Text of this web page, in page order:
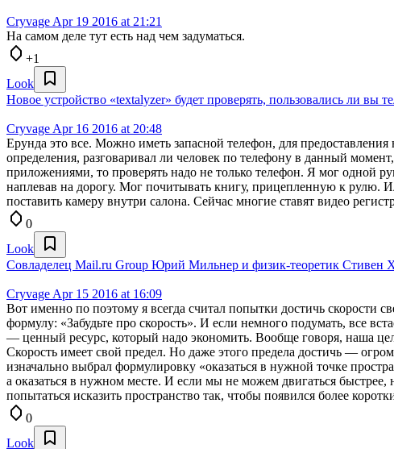
Cryvage Apr 19 2016 at 21:21
На самом деле тут есть над чем задуматься.
+1
Look
Новое устройство «textalyzer» будет проверять, пользовались ли вы
Cryvage Apr 16 2016 at 20:48
Ерунда это все. Можно иметь запасной телефон, для
определения, разговаривал ли человек по телефону в данный
приложениями, то проверять надо не только телефон. Я мог одной
наплевав на дорогу. Мог почитывать книгу, прицепленную к рулю.
поставить камеру внутри салона. Сейчас многие ставят видео
0
Look
Совладелец Mail.ru Group Юрий Мильнер и физик-теоретик Стивен
Cryvage Apr 15 2016 at 16:09
Вот именно по поэтому я всегда считал попытки достичь
формулу: «Забудьте про скорость». И если немного подумать, все
— ценный ресурс, который надо экономить. Вообще говоря, наша
Скорость имеет свой предел. Но даже этого предела достичь —
изначально выбрал формулировку «оказаться в нужной точке
а оказаться в нужном месте. И если мы не можем двигаться
попытаться исказить пространство так, чтобы появился более
0
Look